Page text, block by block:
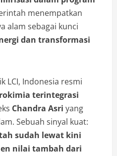
menempatkan
alam sebagai kunci
dan transformasi
LCI, Indonesia resmi
terintegrasi
Chandra Asri yang
Sebuah sinyal kuat:
sudah lewat kini
nilai tambah dari